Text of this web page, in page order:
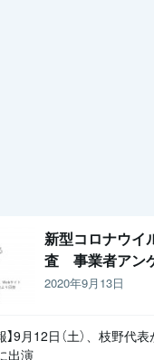
新型コロナウイ
査 事業者アン
2020年9月13日
】9月12日（土）、枝野代
出演